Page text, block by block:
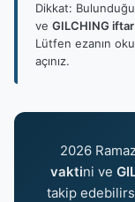
Dikkat:
ve GILCHING
Lütfen ezanın
açınız.
2026
vaktini ve
takip